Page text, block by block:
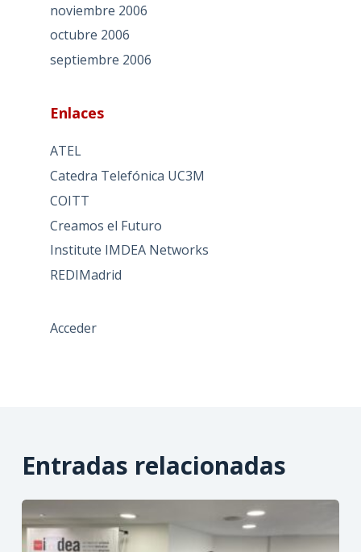
noviembre 2006
octubre 2006
septiembre 2006
Enlaces
ATEL
Catedra Telefónica UC3M
COITT
Creamos el Futuro
Institute IMDEA Networks
REDIMadrid
Acceder
Entradas relacionadas